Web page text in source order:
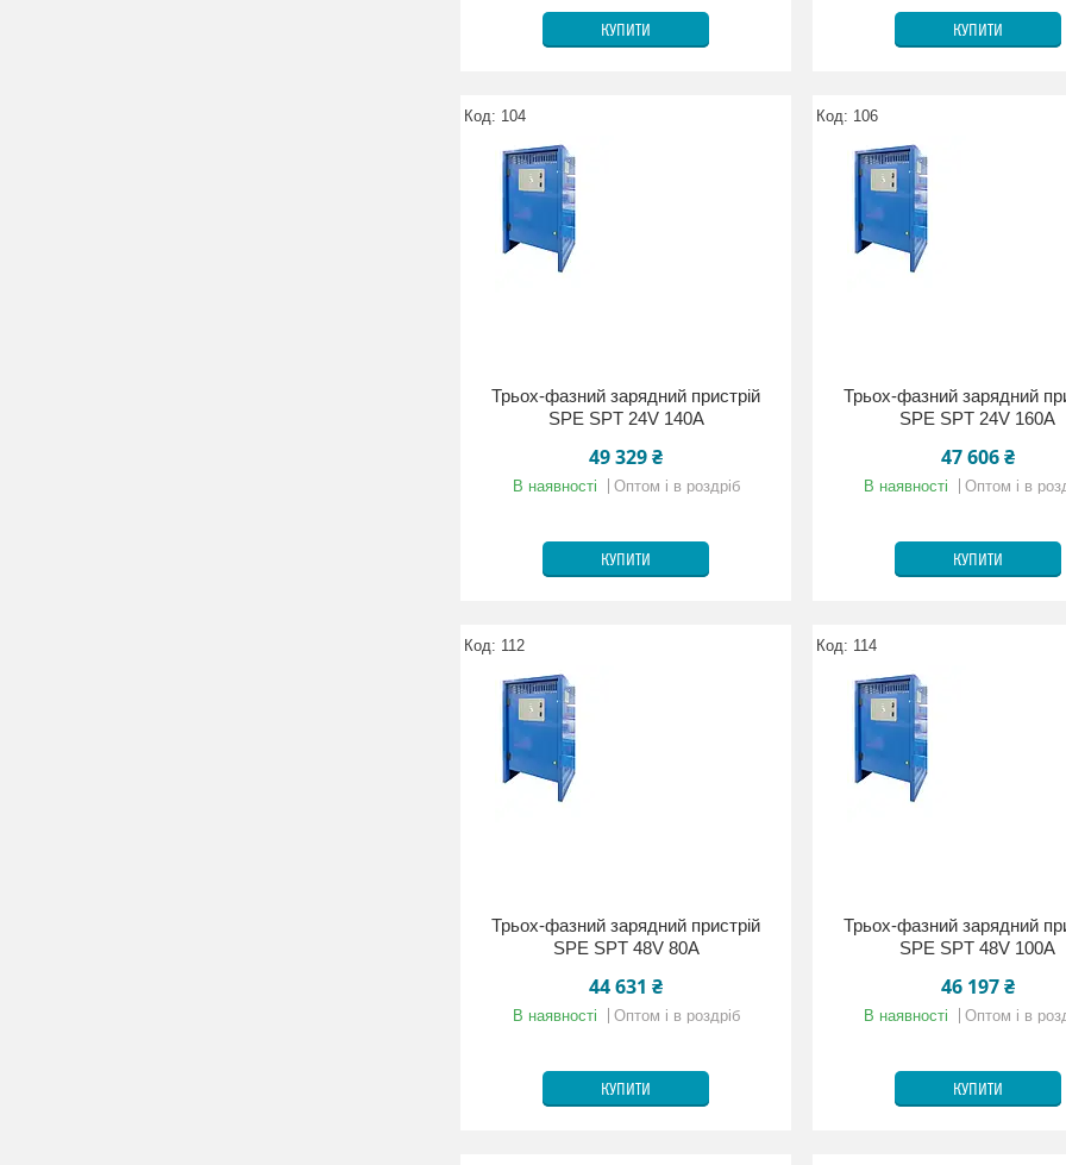
КУПИТИ КУПИТИ
104
Трьох-фазний зарядний пристрій
SPE SPT 24V 140A
49 329 ₴
В наявності Оптом і в роздріб
КУПИТИ
106
Трьох-фазний зарядний
SPE SPT 24V 160A
47 606 ₴
В наявності Оптом і в
КУПИТИ
112
Трьох-фазний зарядний пристрій
SPE SPT 48V 80A
44 631 ₴
В наявності Оптом і в роздріб
КУПИТИ
114
Трьох-фазний зарядний
SPE SPT 48V 100A
46 197 ₴
В наявності Оптом і в
КУПИТИ